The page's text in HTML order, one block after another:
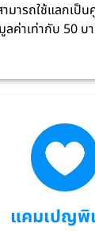
มารถใช้แลกเป็
ลค่าเท่ากับ 50 บ
แคมเปญพิ